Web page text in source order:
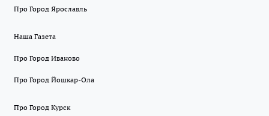
Про Город Ярославль
Наша Газета
Про Город Иваново
Про Город Йошкар-Ола
Про Город Курск